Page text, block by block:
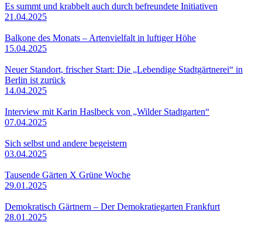
Es summt und krabbelt auch durch befreundete Initiativen
21.04.2025
Balkone des Monats – Artenvielfalt in luftiger Höhe
15.04.2025
Neuer Standort, frischer Start: Die „Lebendige Stadtgärtnerei“ in
Berlin ist zurück
14.04.2025
Interview mit Karin Haslbeck von „Wilder Stadtgarten“
07.04.2025
Sich selbst und andere begeistern
03.04.2025
Tausende Gärten X Grüne Woche
29.01.2025
Demokratisch Gärtnern – Der Demokratiegarten Frankfurt
28.01.2025